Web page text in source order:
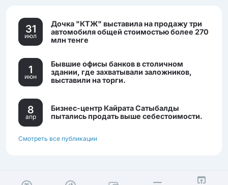
31
июл
Дочка "КТЖ" выставила на продажу три
автомобиля общей стоимостью более 270
млн тенге
1
июн
Бывшие офисы банков в столичном
здании, где захватывали заложников,
выставили на торги.
8
апр
Бизнес-центр Кайрата Сатыбалды
пытались продать выше себестоимости.
Смотреть все публикации